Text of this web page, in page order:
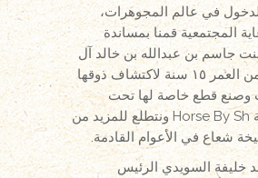
في عالم المجوهرات،
المجتمعية قمنا بمساندة
جاسم بن عبدالله بن خالد آل
ثاني التي تبلغ من العمر ١٥ سنة لاكتشاف ذوقها
وصنع قطع خاصة لها تحت
علامتها التجارية Horse By Sh ونتطلع للمزيد من
شعاع في الأعوام القادمة.
خليفة السويدي الرئيس